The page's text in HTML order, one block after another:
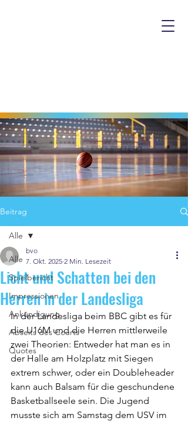
Beitrag
Alle
Spielbericht
Impressionen
Ankündigung
Abseits des Courts
Quotes
Alle
Licht und Schatten bei den
Herren in der Landesliga
bvo
7. Okt. 2025 2 Min. Lesezeit
In der Landesliga beim BBC gibt es für
die U16M und die Herren mittlerweile
zwei Theorien: Entweder hat man es in
der Halle am Holzplatz mit Siegen
extrem schwer, oder ein Doubleheader
kann auch Balsam für die geschundene
Basketballseele sein. Die Jugend
musste sich am Samstag dem USV im